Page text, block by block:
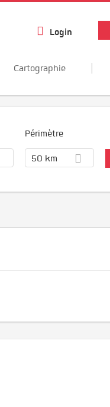
Login
Cartographie
Périmètre
50 km